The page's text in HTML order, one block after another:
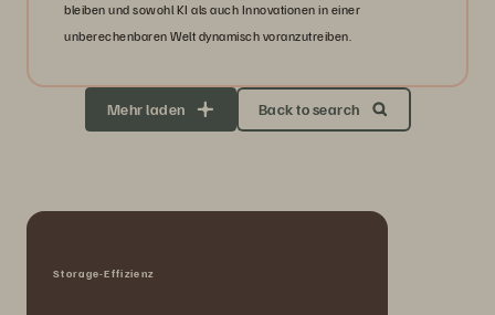
bleiben und sowohl KI als auch Innovationen in einer
unberechenbaren Welt dynamisch voranzutreiben.
Mehr laden Back to search
Storage-Effizienz